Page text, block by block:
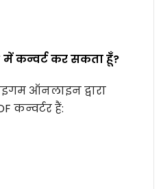
में कन्वर्ट कर सकता हूँ?
ऑनलाइन द्वारा
कन्वर्टर हैं: